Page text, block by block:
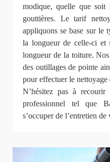
modique, quelle que
gouttières. Le tarif
appliquons se base sur le
la longueur de celle-ci et
longueur de la toiture.
des outillages de pointe
pour effectuer le
N’hésitez pas à recourir
professionnel tel que
s’occuper de l’entretien de